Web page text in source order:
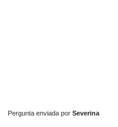
Pergunta enviada por Severina